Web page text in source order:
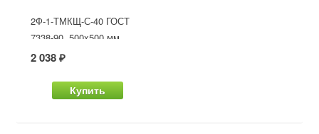
2Ф-1-ТМКЩ-С-40 ГОСТ
7338-90, 500x500 мм
2 038 ₽
Купить